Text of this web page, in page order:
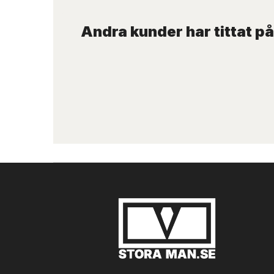
Andra kunder har tittat på